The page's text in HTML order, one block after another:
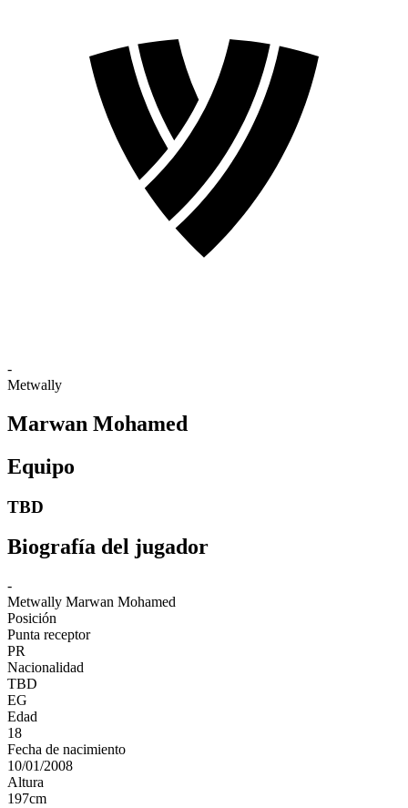
-
Metwally
Marwan Mohamed
Equipo
TBD
Biografía del jugador
-
Metwally Marwan Mohamed
Posición
Punta receptor
PR
Nacionalidad
TBD
EG
Edad
18
Fecha de nacimiento
10/01/2008
Altura
197cm